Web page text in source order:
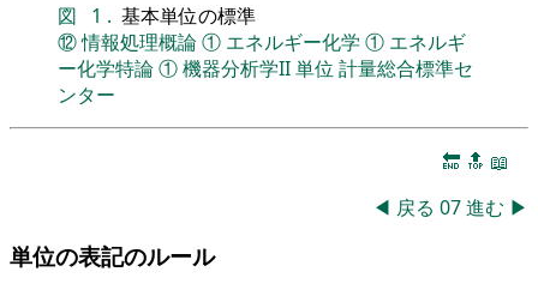
図 1 . 基本単位の標準
⑫情報処理概論① エネルギー化学 ① エネルギ
ー化学特論①機器分析学II単位 計量総合標準セ
ンター
🔚 🔝 📖
◀ 戻る 07進む ▶
単位の表記のルール